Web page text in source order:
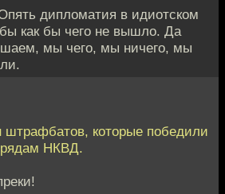
дипломатия в идиотском
как бы чего не вышло. Да
мы чего, мы ничего, мы
которые победили
НКВД.